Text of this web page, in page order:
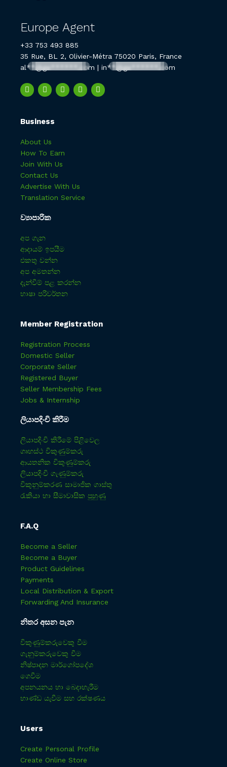
Europe Agent
+33 753 493 885
35 Rue, BL 2, Olivier-Métra 75020 Paris, France
al**@ge******.com | in**@ge******.com
Business
About Us
How To Earn
Join With Us
Contact Us
Advertise With Us
Translation Service
ව්‍යාපාරික
අප ගැන
ආදායම් ඉපයීම
එකතු වන්න
අප අමතන්න
දැන්වීම් පළ කරන්න
භාෂා පරිවර්තන
Member Registration
Registration Process
Domestic Seller
Corporate Seller
Registered Buyer
Seller Membership Fees
Jobs & Internship
ලියාපදිංචි කිරීම
ලියාපදිංචි කිරීමේ පිළිවෙල
ගෘහස්ථ විකුණුම්කරු
ආයතනික විකුණුම්කරු
ලියාපදිංචි ගැණුම්කරු
විකුනුම්කරණ සාමාජික ගාස්තු
රැකියා හා සීමාවාසික පුහුණු
F.A.Q
Become a Seller
Become a Buyer
Product Guidelines
Payments
Local Distribution & Export
Forwarding And Insurance
නිතර අසන පැන
විකුණුම්කරුවෙකු වීම
ගැනුම්කරුවෙකු වීම
නිෂ්පාදන මාර්ගෝපදේශ
ගෙවීම
අපනයනය හා බෙදාහැරීම
භාණ්ඩ යැවීම සහ රක්ෂණය
Users
Create Personal Profile
Create Online Store